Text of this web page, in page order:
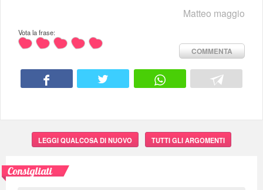
Matteo maggio
Vota la frase:
COMMENTA
LEGGI QUALCOSA DI NUOVO TUTTI GLI ARGOMENTI
Consigliati